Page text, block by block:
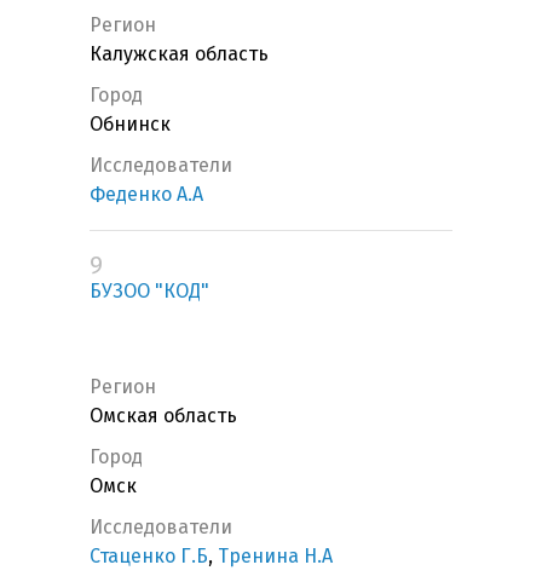
Регион
Калужская область
Город
Обнинск
Исследователи
Феденко А.А
9
БУЗОО "КОД"
Регион
Омская область
Город
Омск
Исследователи
Стаценко Г.Б, Тренина Н.А